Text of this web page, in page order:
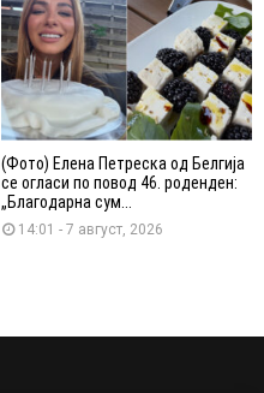
(Фото) Елена Петреска од Белгија
се огласи по повод 46. роденден:
„Благодарна сум...
14:01 - 7 август, 2026